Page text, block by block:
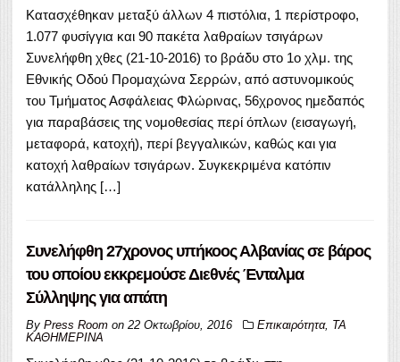
Κατασχέθηκαν μεταξύ άλλων 4 πιστόλια, 1 περίστροφο,
1.077 φυσίγγια και 90 πακέτα λαθραίων τσιγάρων
Συνελήφθη χθες (21-10-2016) το βράδυ στο 1ο χλμ. της
Εθνικής Οδού Προμαχώνα Σερρών, από αστυνομικούς
του Τμήματος Ασφάλειας Φλώρινας, 56χρονος ημεδαπός
για παραβάσεις της νομοθεσίας περί όπλων (εισαγωγή,
μεταφορά, κατοχή), περί βεγγαλικών, καθώς και για
κατοχή λαθραίων τσιγάρων. Συγκεκριμένα κατόπιν
κατάλληλης […]
Συνελήφθη 27χρονος υπήκοος Αλβανίας σε βάρος
του οποίου εκκρεμούσε Διεθνές Ένταλμα
Σύλληψης για απάτη
By Press Room on 22 Οκτωβρίου, 2016 Επικαιρότητα, ΤΑ
ΚΑΘΗΜΕΡΙΝΑ